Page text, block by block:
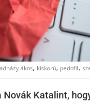
ákos, kiskorú, pedofil,
Katalint,